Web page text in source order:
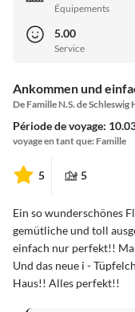
Équipements
5.00
Service
Ankommen und
De Famille N.S. de
Période de voyage:
voyage en tant que: Famille
5 5
Ein so wunderschönes
gemütliche und toll
einfach nur perfekt!!
Und das neue i -
Haus!! Alles perfekt!!